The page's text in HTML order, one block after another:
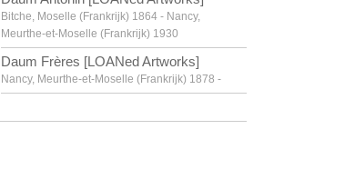
Bitche, Moselle (Frankrijk) 1864 - Nancy,
Meurthe-et-Moselle (Frankrijk) 1930
Daum Frères [LOANed Artworks]
Nancy, Meurthe-et-Moselle (Frankrijk) 1878 -
Oudewater (Nederland) ca. 1459 - Brugge 1523